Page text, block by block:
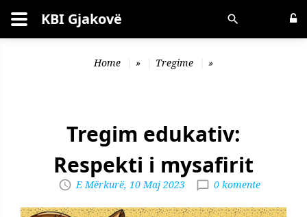
Kërko KBI Gjakovë
Home » Tregime »
Tregim edukativ:
Respekti i mysafirit
E Mërkurë, 10 Maj 2023 0 komente